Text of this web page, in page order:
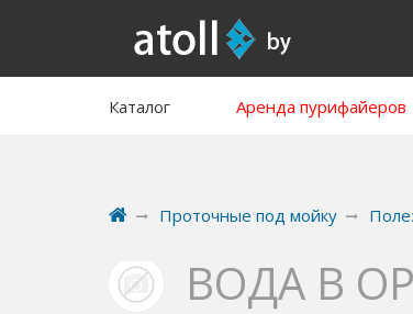
Каталог Аренда пурифайеров
Проточные под мойку
ВОДА В